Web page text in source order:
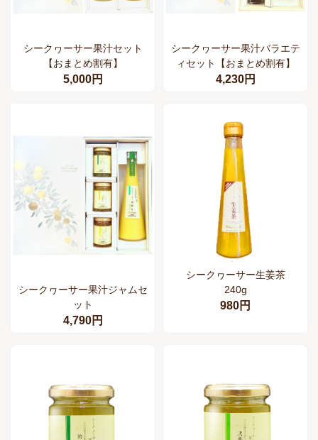
シークヮーサー果汁セット
【おまとめ割有】
5,000円
シークヮーサー果汁バラエテ
ィセット【おまとめ割有】
4,230円
シークヮーサー果汁ジャムセ
ット
4,790円
シークヮーサー生姜茶
240g
980円